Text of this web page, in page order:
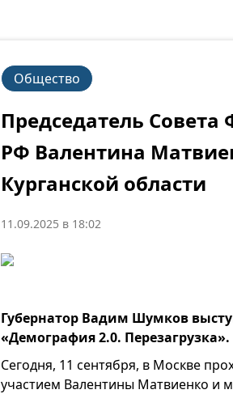
Общество
Председатель
РФ Валентина
Курганской области
11.09.2025 в 18:02
Губернатор Вадим Шумков
«Демография 2.0. Перезагрузка».
Сегодня, 11 сентября, в Москве
участием Валентины Матвиенко и